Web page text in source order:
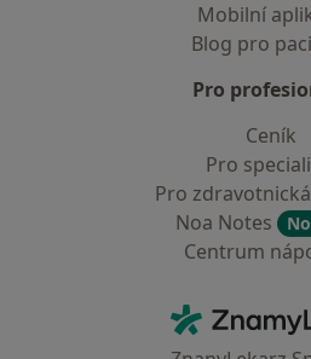
Mobilní
Blog pro
Pro
Ceník
Pro
Pro
Noa Notes
Centrum